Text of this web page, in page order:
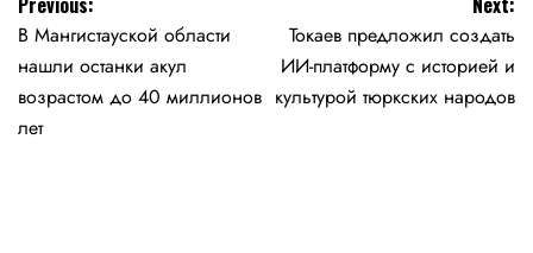
Навигация
по
записям
В Мангистауской области
нашли останки акул
возрастом до 40 миллионов
лет
Токаев предложил создать
ИИ-платформу с историей и
культурой тюркских народов